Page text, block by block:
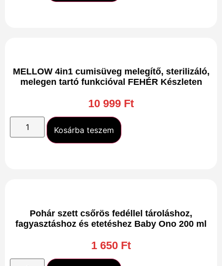
MELLOW 4in1 cumisüveg melegítő, sterilizáló,
melegen tartó funkcióval FEHÉR Készleten
10 999 Ft
Kosárba teszem
Pohár szett csőrös fedéllel tároláshoz,
fagyasztáshoz és etetéshez Baby Ono 200 ml
1 650 Ft